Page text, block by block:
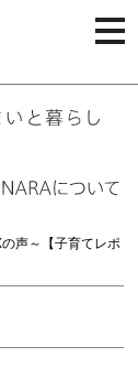
の声～【子育てレポ